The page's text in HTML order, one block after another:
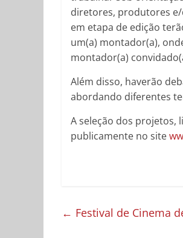
diretores, produtores
em etapa de edição
um(a) montador(a),
montador(a)
Além disso, haverão
abordando diferentes
A seleção dos projetos,
publicamente no site
← Festival de Cinema